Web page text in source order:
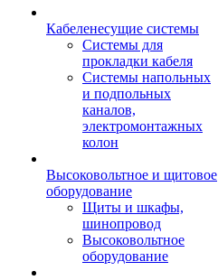
Кабеленесущие системы
Системы для
прокладки кабеля
Системы напольных
и подпольных
каналов,
электромонтажных
колон
Высоковольтное и щитовое
оборудование
Щиты и шкафы,
шинопровод
Высоковольтное
оборудование